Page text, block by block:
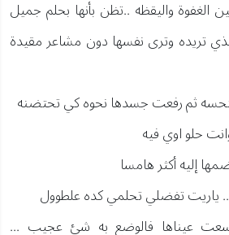
واليقظه ..تظن بأنها بحلم جميل
تريده وترى نفسها دون مشاعر مقيدة
ثم رفعت جسدها نحوه كي تحتضنه
حلو اوي فيه
إليه أكثر هامسا
ياريت تفضلي تحلمي كده علطوول
عيناها فالوضع به شئ عجيب ...